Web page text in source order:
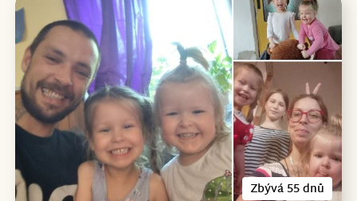
Zbývá 55 dnů